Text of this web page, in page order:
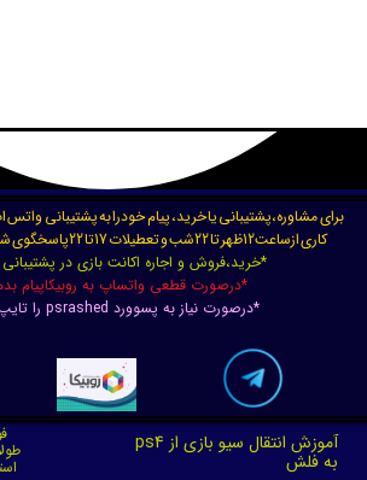
آموزش انتقال سیو بازی از ps4
به فلش
برای مشاوره،پشتیبانی یا خرید، پیام خودرا به پشتیبانی
کاری ازساعت12ظهر تا 22شب و تعطیلات 17تا 22پاسخگوی شماعزیزان میباشیم.
*خرید،فروش و اجاره اکانت بازی در پشتیبانی
*درصورت قطعی واتساپ به روبیکاپیام
*درصورت نیاز به پسوورد psrashed را تایپ کنید